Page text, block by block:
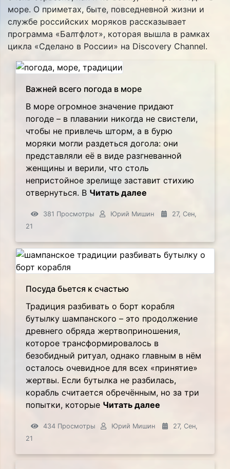
море. О приметах, быте, повседневной жизни и
службе российских моряков рассказывает
программа «Балтфлот», которая вышла в рамках
цикла «Сделано в России» на Discovery Channel.
Важней всего погода в море
В море огромное значение придают
погоде – в плавании никогда не свистели,
чтобы не привлечь шторм, а в бурю
моряки могли раздеться догола: они
представляли её в виде разгневанной
женщины и верили, что столь
непристойное зрелище заставит стихию
отвернуться. В Читать далее
381 Просмотры Юрий Мишин
27, Сен,
21
Посуда бьется к счастью
Традиция разбивать о борт корабля
бутылку шампанского – это продолжение
древнего обряда жертвоприношения,
которое трансформировалось в
безобидный ритуал, однако главным в нём
осталось очевидное для всех «принятие»
жертвы. Если бутылка не разбилась,
корабль считается обречённым, но за три
попытки, которые Читать далее
434 Просмотры Юрий Мишин
27, Сен,
21